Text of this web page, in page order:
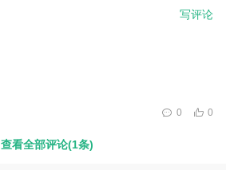
写评论
0
0
查看全部评论(1条)